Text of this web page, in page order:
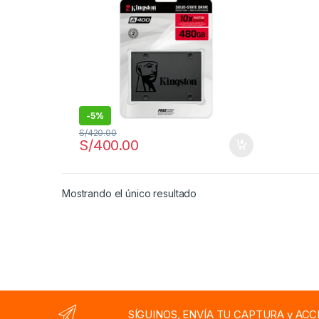
-5%
S/400.00
S/420.00
Mostrando el único resultado
SÍGUINOS, ENVÍA TU CAPTURA y